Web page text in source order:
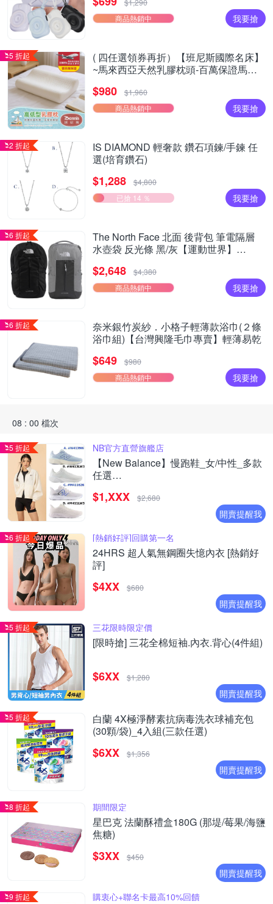
$1,290
商品熱銷中
我要搶
5 折起
( 四任選領券再折）【班尼斯國際名床】
~馬來西亞天然乳膠枕頭-百萬保證馬來
$980
$1,960
商品熱銷中
我要搶
2 折起
IS DIAMOND 輕奢款 鑽石項鍊/手鍊 任
選(培育鑽石)
$1,288
$4,800
已搶 14 ％
我要搶
6 折起
The North Face 北面 後背包 筆電隔層
水壺袋 反光條 黑/灰【運動世界】
$2,648
$4,380
商品熱銷中
我要搶
6 折起
奈米銀竹炭紗．小格子輕薄款浴巾(２條
浴巾組)【台灣興隆毛巾專賣】輕薄易乾
$649
$980
商品熱銷中
我要搶
08 : 00 檔次
5 折起 NB官方直營旗艦店
【New Balance】慢跑鞋_女/中性_多款
任選
(網路獨家款)
$1,XXX $2,680
開賣提醒我
6 折起 [熱銷好評]回購第一名
24HRS 超人氣無鋼圈失憶內衣 [熱銷好
評]
$4XX $680
開賣提醒我
5 折起 三花限時限定價
[限時搶] 三花全棉短袖.內衣.背心(4件組)
$6XX $1,280
開賣提醒我
5 折起
白蘭 4X極淨酵素抗病毒洗衣球補充包
(30顆/袋)_4入組(三款任選)
$6XX $1,356
開賣提醒我
8 折起 期間限定
星巴克 法蘭酥禮盒180G (那堤/莓果/海鹽
焦糖)
$3XX $450
開賣提醒我
9 折起 購衷心+聯名卡最高10%回饋